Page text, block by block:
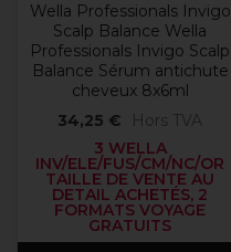
Wella Professionals Invigo
Scalp Balance Wella
Professionals Invigo Scalp
Balance Sérum antichute
cheveux 8x6ml
34,25 €
Hors TVA
3 WELLA
INV/ELE/FUS/CM/NC/OR
TAILLE DE VENTE AU
DETAIL ACHETÉS, 2
FORMATS VOYAGE
GRATUITS